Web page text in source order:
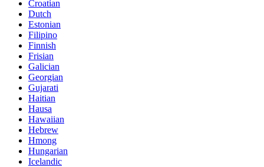
Croatian
Dutch
Estonian
Filipino
Finnish
Frisian
Galician
Georgian
Gujarati
Haitian
Hausa
Hawaiian
Hebrew
Hmong
Hungarian
Icelandic